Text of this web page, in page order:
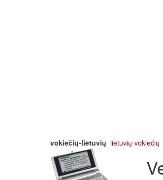
vokiečių-lietuvių lietuvių-vokiečių